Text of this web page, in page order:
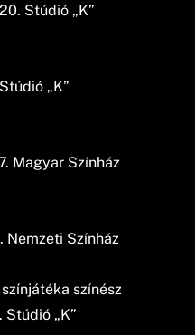
Stúdió „K”
„K”
Magyar Színház
Nemzeti Színház
színész
Stúdió „K”